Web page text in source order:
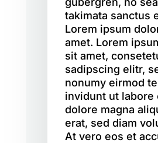
takimata sanctus
Lorem ipsum
amet. Lorem
sit amet,
sadipscing elitr,
nonumy eirmod
invidunt ut labore
dolore magna
erat, sed diam
At vero eos et